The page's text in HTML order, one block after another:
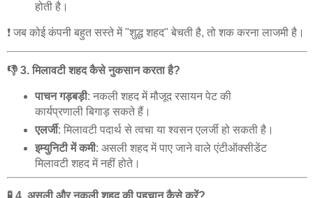
होती है।
❗ जब कोई कंपनी बहुत सस्ते में"शुद्ध शहद" बेचती है, तो शक करना लाजमी है।
👎 3.मिलावटी शहद कैसे नुकसान करता है?
पाचन गड़बड़ी: नकली शहद में मौजूद रसायन पेट की
कार्यप्रणाली बिगाड़ सकते हैं।
एलर्जी: मिलावटी पदार्थ से त्वचा या श्वसन एलर्जी हो सकती है।
इम्युनिटी में कमी: असली शहद में पाए जाने वाले एंटीऑक्सीडेंट
मिलावटी शहद में नहीं होते।